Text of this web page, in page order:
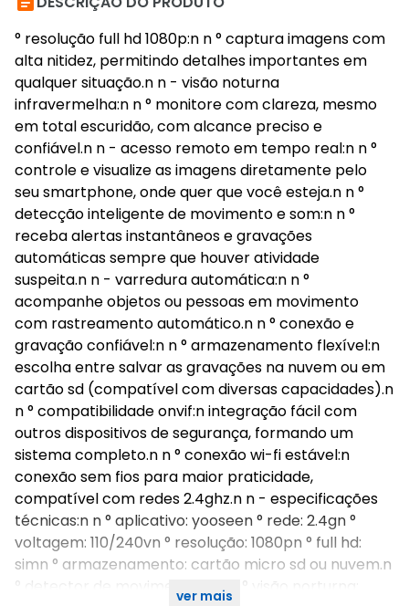
° resolução full hd 1080p:n n ° captura imagens com
alta nitidez, permitindo detalhes importantes em
qualquer situação.n n - visão noturna
infravermelha:n n ° monitore com clareza, mesmo
em total escuridão, com alcance preciso e
confiável.n n - acesso remoto em tempo real:n n °
controle e visualize as imagens diretamente pelo
seu smartphone, onde quer que você esteja.n n °
detecção inteligente de movimento e som:n n °
receba alertas instantâneos e gravações
automáticas sempre que houver atividade
suspeita.n n - varredura automática:n n °
acompanhe objetos ou pessoas em movimento
com rastreamento automático.n n ° conexão e
gravação confiável:n n ° armazenamento flexível:n
escolha entre salvar as gravações na nuvem ou em
cartão sd (compatível com diversas capacidades).n
n ° compatibilidade onvif:n integração fácil com
outros dispositivos de segurança, formando um
sistema completo.n n ° conexão wi-fi estável:n
conexão sem fios para maior praticidade,
compatível com redes 2.4ghz.n n - especificações
técnicas:n n ° aplicativo: yooseen ° rede: 2.4gn °
voltagem: 110/240vn ° resolução: 1080pn ° full hd:
simn ° armazenamento: cartão micro sd ou nuvem.n
° detector de movimento: simn ° visão norturna:
ver mais